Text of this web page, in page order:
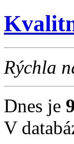
Rýchla
Dnes je
V